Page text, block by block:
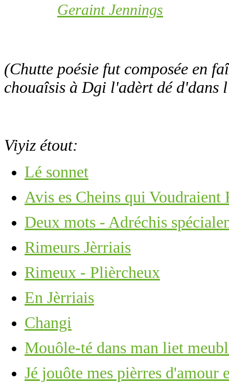
Geraint Jennings
(Chutte poésie fut composée en
chouaîsis à Dgi l'adèrt dé d'dans
Viyiz étout:
Lé sonnet
Avis es Cheins qui Voudraient
Deux mots - Adréchis
Rimeurs Jèrriais
Rimeux - Plièrcheux
En Jèrriais
Changi
Mouôle-té dans man liet
Jé jouôte mes pièrres d'amour